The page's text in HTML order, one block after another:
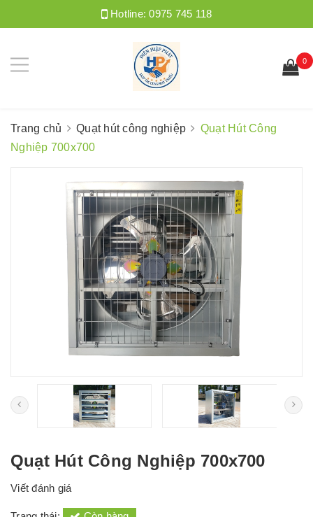
Hotline:0975 745 118
0
Trang chủ Quạt hút công nghiệp
Quạt Hút Công
Nghiệp 700x700
Quạt Hút Công Nghiệp 700x700
Viết đánh giá